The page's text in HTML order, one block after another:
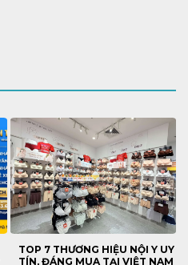
TOP 7 THƯƠNG HIỆU NỘI Y UY
TÍN, ĐÁNG MUA TẠI VIỆT NAM